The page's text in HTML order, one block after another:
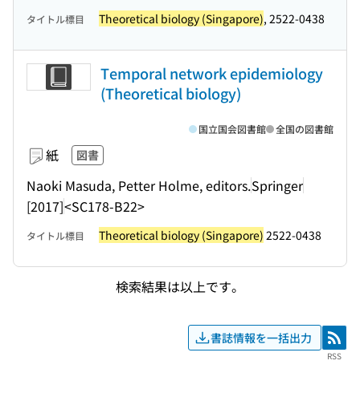
タイトル標目 Theoretical biology (Singapore), 2522-0438
Temporal network epidemiology
(Theoretical biology)
紙 図書
Naoki Masuda, Petter Holme, editors.Springer
[2017]<SC178-B22>
国立国会図書館 全国の図書館
タイトル標目 Theoretical biology (Singapore) 2522-0438
検索結果は以上です。
書誌情報を一括出力 RSS
RSS